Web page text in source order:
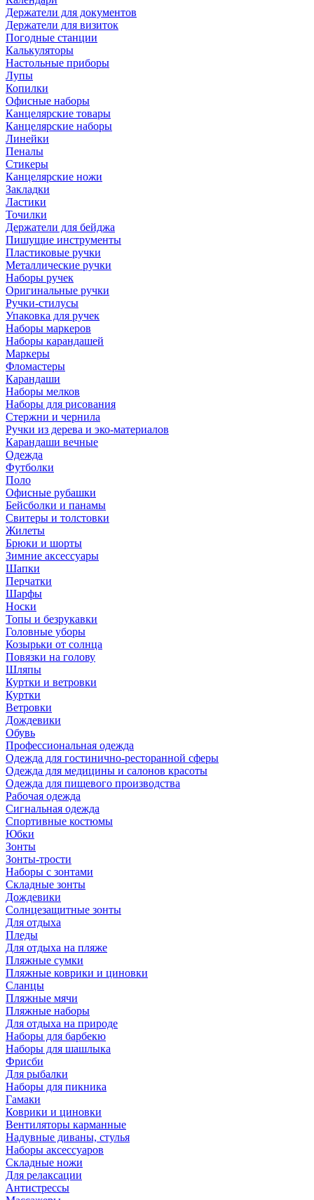
Держатели для документов
Держатели для визиток
Погодные станции
Калькуляторы
Настольные приборы
Лупы
Копилки
Офисные наборы
Канцелярские товары
Канцелярские наборы
Линейки
Пеналы
Стикеры
Канцелярские ножи
Закладки
Ластики
Точилки
Держатели для бейджа
Пишущие инструменты
Пластиковые ручки
Металлические ручки
Наборы ручек
Оригинальные ручки
Ручки-стилусы
Упаковка для ручек
Наборы маркеров
Наборы карандашей
Маркеры
Фломастеры
Карандаши
Наборы мелков
Наборы для рисования
Стержни и чернила
Ручки из дерева и эко-материалов
Карандаши вечные
Одежда
Футболки
Поло
Офисные рубашки
Бейсболки и панамы
Свитеры и толстовки
Жилеты
Брюки и шорты
Зимние аксессуары
Шапки
Перчатки
Шарфы
Носки
Топы и безрукавки
Головные уборы
Козырьки от солнца
Повязки на голову
Шляпы
Куртки и ветровки
Куртки
Ветровки
Дождевики
Обувь
Профессиональная одежда
Одежда для гостинично-ресторанной сферы
Одежда для медицины и салонов красоты
Одежда для пищевого производства
Рабочая одежда
Сигнальная одежда
Спортивные костюмы
Юбки
Зонты
Зонты-трости
Наборы с зонтами
Складные зонты
Дождевики
Солнцезащитные зонты
Для отдыха
Пледы
Для отдыха на пляже
Пляжные сумки
Пляжные коврики и циновки
Сланцы
Пляжные мячи
Пляжные наборы
Для отдыха на природе
Наборы для барбекю
Наборы для шашлыка
Фрисби
Для рыбалки
Наборы для пикника
Гамаки
Коврики и циновки
Вентиляторы карманные
Надувные диваны, стулья
Наборы аксессуаров
Складные ножи
Для релаксации
Антистрессы